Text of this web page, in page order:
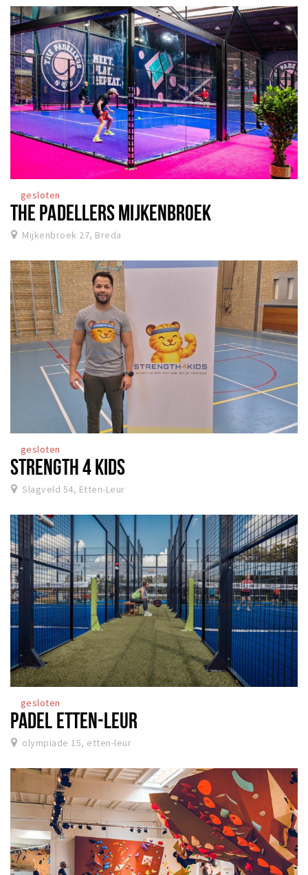
gesloten
THE PADELLERS MIJKENBROEK
Mijkenbroek 27, Breda
gesloten
STRENGTH 4 KIDS
Slagveld 54, Etten-Leur
gesloten
PADEL ETTEN-LEUR
olympiade 15, etten-leur